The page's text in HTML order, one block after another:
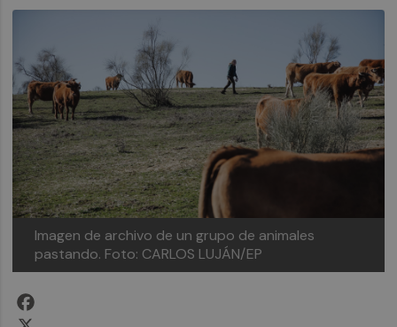
Imagen de archivo de un grupo de animales
pastando. Foto: CARLOS LUJÁN/EP